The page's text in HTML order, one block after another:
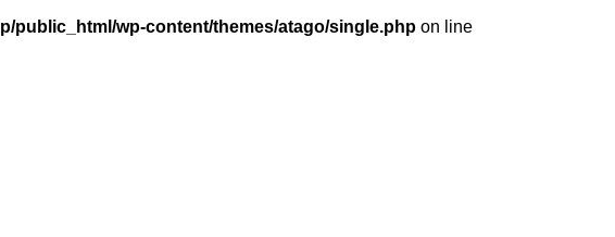
public_html/wp-content/themes/atago/single.php on line